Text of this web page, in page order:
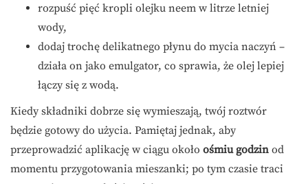
rozpuść pięć kropli olejku neem w litrze letniej
wody,
dodaj trochę delikatnego płynu do mycia naczyń –
działa on jako emulgator, co sprawia, że olej lepiej
łączy się z wodą.
Kiedy składniki dobrze się wymieszają, twój roztwór
będzie gotowy do użycia. Pamiętaj jednak, aby
przeprowadzić aplikację w ciągu około ośmiu godzin od
momentu przygotowania mieszanki; po tym czasie traci